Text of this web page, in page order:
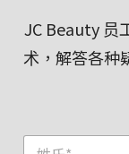
JC Beauty 员
术，解答各种